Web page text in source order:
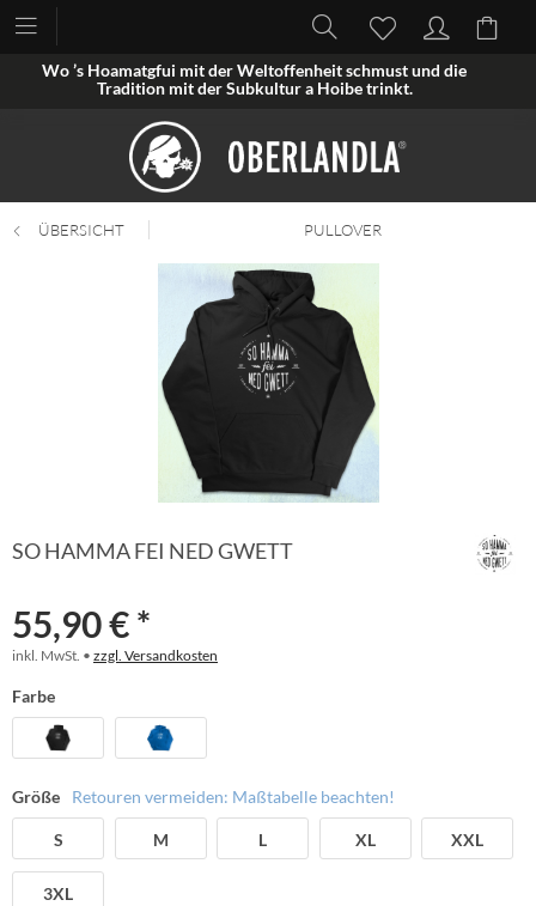
Wo ’s Hoamatgfui mit der Weltoffenheit schmust und die
Tradition mit der Subkultur a Hoibe trinkt.
ÜBERSICHT PULLOVER
SO HAMMA FEI NED GWETT
55,90 € *
inkl. MwSt. • zzgl. Versandkosten
Farbe
Größe Retouren vermeiden: Maßtabelle beachten!
S M L XL XXL
3XL